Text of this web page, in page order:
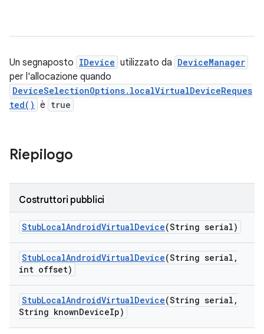
Un segnaposto IDevice utilizzato da DeviceManager
per l'allocazione quando
DeviceSelectionOptions.localVirtualDeviceReques
ted() è true
Riepilogo
Costruttori pubblici
StubLocalAndroidVirtualDevice(String serial)
StubLocalAndroidVirtualDevice(String serial ,
int offset)
StubLocalAndroidVirtualDevice(String serial ,
String knownDeviceIp)